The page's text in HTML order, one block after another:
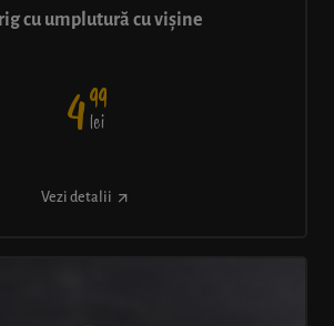
cu umplutură cu vișine
499
lei
Vezi detalii